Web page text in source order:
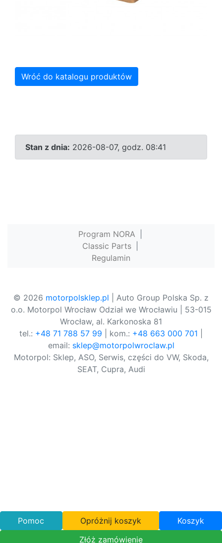
Wróć do katalogu produktów
Stan z dnia: 2026-08-07, godz. 08:41
Program NORA
Classic Parts
Regulamin
© 2026 motorpolsklep.pl | Auto Group Polska Sp. z
o.o. Motorpol Wrocław Odział we Wrocławiu | 53-015
Wrocław, al. Karkonoska 81
tel.: +48 71 788 57 99 | kom.: +48 663 000 701
email: sklep@motorpolwroclaw.pl
Motorpol: Sklep, ASO, Serwis, części do VW, Skoda,
SEAT, Cupra, Audi
Pomoc Opróżnij koszyk
Koszyk
Złóż zamówienie